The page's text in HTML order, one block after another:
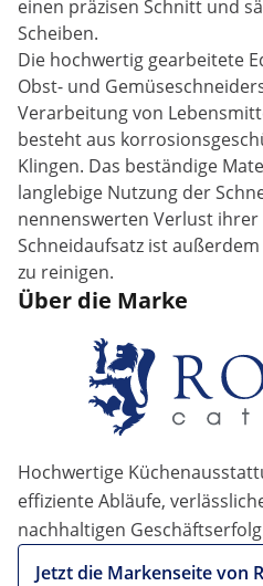
einen präzisen Schnitt und
Scheiben.
Die hochwertig gearbeitete
Obst- und
Verarbeitung von
besteht aus
Klingen. Das beständige
langlebige Nutzung der
nennenswerten Verlust ihrer
Schneidaufsatz ist
zu reinigen.
Über die Marke
Hochwertige
effiziente Abläufe,
nachhaltigen
Jetzt die Markenseite von